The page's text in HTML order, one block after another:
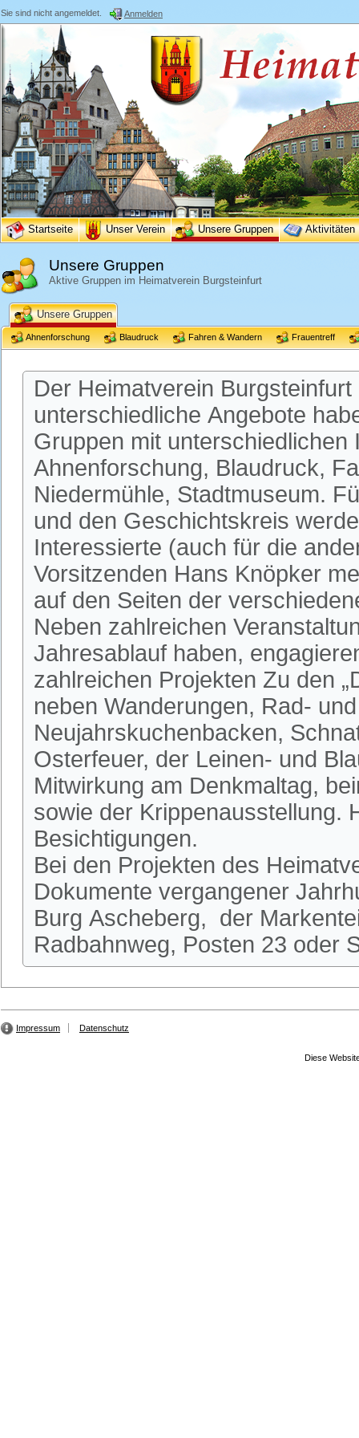
Sie sind nicht angemeldet. Anmelden
Startseite Unser Verein Unsere Gruppen Aktivitäten
Unsere Gruppen
Aktive Gruppen im Heimatverein Burgsteinfurt
Unsere Gruppen
Ahnenforschung Blaudruck Fahren & Wandern Frauentreff
Der Heimatverein
unterschiedliche Angebote
Gruppen mit
Ahnenforschung, Blaudruck,
Niedermühle, Stadtmuseum.
und den Geschichtskreis
Interessierte (auch für die
Vorsitzenden Hans Knöpker
auf den Seiten der
Neben zahlreichen
Jahresablauf haben,
zahlreichen Projekten Zu den
neben Wanderungen, Rad-
Neujahrskuchenbacken,
Osterfeuer, der Leinen- und
Mitwirkung am Denkmaltag,
sowie der Krippenausstellung.
Besichtigungen.
Bei den Projekten des
Dokumente vergangener
Burg Ascheberg, der
Radbahnweg, Posten 23 oder
Impressum Datenschutz
Diese